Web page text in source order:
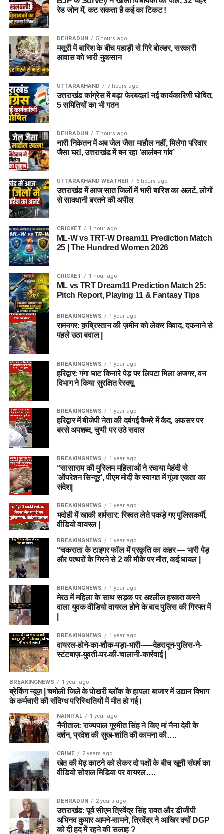
रेड जोन में, कट सकता है कई का टिकट !
DEHRADUN 5 hours ago
मसूरी में बारिश के बीच पहाड़ी से गिरे बोल्डर, सरकारी
आवास को भारी नुकसान
UTTARAKHAND 7 hours ago
उत्तराखंड कांग्रेस में बड़ा फेरबदल! नई कार्यकारिणी घोषित,
5 समितियों का भी गठन
DEHRADUN 7 hours ago
नारी निकेतन में अब जेल जैसा माहौल नहीं, मिलेगा परिवार
जैसा घर!, उत्तराखंड में बन रहा ‘आलंबन गांव’
UTTARAKHAND WEATHER 6 hours ago
उत्तराखंड में आज सात जिलों में भारी बारिश का अलर्ट, लोगों
से सावधानी बरतने की अपील
CRICKET 1 hour ago
ML-W vs TRT-W Dream11 Prediction Match
25 | The Hundred Women 2026
CRICKET 1 hour ago
ML vs TRT Dream11 Prediction Match 25:
Pitch Report, Playing 11 & Fantasy Tips
BREAKINGNEWS 1 year ago
रामनगर: क़ब्रिस्तान की ज़मीन को लेकर विवाद, दफनाने से
पहले उठा बवाल |
BREAKINGNEWS 1 year ago
हरिद्वार: गंगा घाट किनारे पेड़ पर लिपटा मिला अजगर, वन
विभाग ने किया सुरक्षित रेस्क्यू
BREAKINGNEWS 1 year ago
हरिद्वार में बीजेपी नेता की दबंगई कैमरे में कैद, अफसर पर
बरसे अपशब्द, चुप्पी पर उठे सवाल
BREAKINGNEWS 1 year ago
“सासाराम की मुस्लिम महिलाओं ने रचाया मेहंदी से
‘ऑपरेशन सिन्दूर’, पीएम मोदी के स्वागत में गूंजा एकता का
संदेश|
BREAKINGNEWS 1 year ago
भदोही में खाकी शर्मसार: रिश्वत लेते पकड़े गए पुलिसकर्मी,
वीडियो वायरल |
BREAKINGNEWS 1 year ago
“चकराता के टाइगर फॉल में प्रकृति का कहर — भारी पेड़
और पत्थरों के गिरने से 2 की मौके पर मौत, कई घायल |
BREAKINGNEWS 1 year ago
मेरठ में महिला के साथ सड़क पर अश्लील हरकत करने
वाला युवक वीडियो वायरल होने के बाद पुलिस की गिरफ्त में
BREAKINGNEWS 1 year ago
वायरल-होने-का-शौक-पड़ा-भारी-—-देहरादून-पुलिस-ने-
स्टंटबाज़-युवती-पर-की-चालानी-कार्रवाई |
BREAKINGNEWS 1 year ago
ब्रेकिंग न्यूज़ | चमोली जिले के पोखरी ब्लॉक के हापला बाजार में उद्यान विभाग
के कर्मचारी की संदिग्ध परिस्थितियों में मौत हो गई।
NAINITAL 1 year ago
नैनीताल: राज्यपाल गुरमीत सिंह ने किए मां नैना देवी के
दर्शन, प्रदेश की सुख-शांति की कामना की….
CRIME 2 years ago
खेत की मेढ़ काटने को लेकर दो पक्षों के बीच खूनी संघर्ष का
वीडियो सोशल मिडिया पर वायरल….
DEHRADUN 2 years ago
उत्तराखंड: पूर्व सीएम त्रिवेंद्र सिंह रावत और डीजीपी
अभिनव कुमार आमने-सामने, त्रिवेंद्र ने आखिर क्यों DGP
को दी हद में रहने की सलाह ?